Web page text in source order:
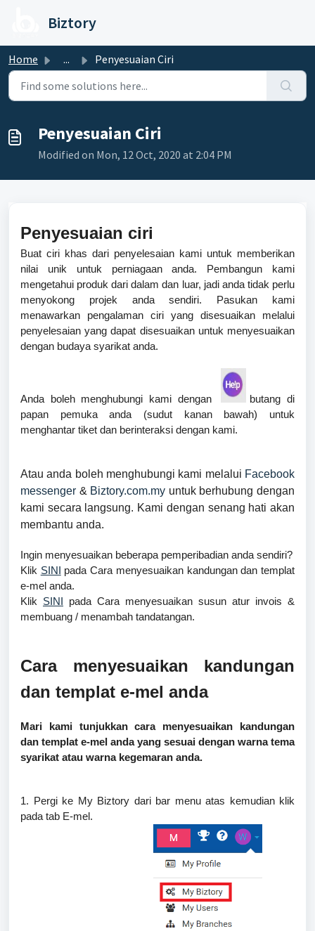
Biztory
Home ... Penyesuaian Ciri
Penyesuaian Ciri
Modified on Mon, 12 Oct, 2020 at 2:04 PM
Penyesuaian ciri
Buat ciri khas dari penyelesaian kami untuk memberikan
nilai unik untuk perniagaan anda. Pembangun kami
mengetahui produk dari dalam dan luar, jadi anda tidak perlu
menyokong projek anda sendiri. Pasukan kami
menawarkan pengalaman ciri yang disesuaikan melalui
penyelesaian yang dapat disesuaikan untuk menyesuaikan
dengan budaya syarikat anda.
Anda boleh menghubungi kami dengan
butang di
papan pemuka anda (sudut kanan bawah) untuk
menghantar tiket dan berinteraksi dengan kami.
Atau anda boleh menghubungi kami melalui Facebook
messenger & Biztory.com.my untuk berhubung dengan
kami secara langsung. Kami dengan senang hati akan
membantu anda.
Ingin menyesuaikan beberapa pemperibadian anda sendiri?
Klik SINI
pada Cara menyesuaikan kandungan dan templat
e-mel anda.
Klik SINI
pada Cara menyesuaikan susun atur invois &
membuang / menambah tandatangan.
Cara menyesuaikan kandungan
dan templat e-mel anda
Mari kami tunjukkan cara menyesuaikan kandungan
dan templat e-mel anda yang sesuai dengan warna tema
syarikat atau warna kegemaran anda.
1. Pergi ke My Biztory dari bar menu atas kemudian klik
pada tab E-mel.